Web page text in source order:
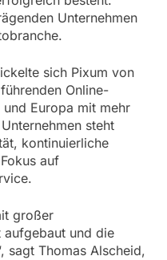
Unternehmen
sich Pixum von
Online-
Europa mit mehr
steht
kontinuierliche
auf
großer
aufgebaut und die
sagt Thomas Alscheid,